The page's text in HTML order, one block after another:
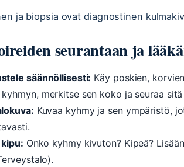
ja biopsia ovat diagnostinen
seurantaan ja
säännöllisesti: Käy poskien,
kyhmyn, merkitse sen koko ja seuraa
Kuvaa kyhmy ja sen ympäristö,
Onko kyhmy kivuton? Kipeä?